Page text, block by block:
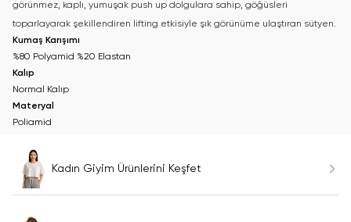
görünmez, kaplı, yumuşak push up dolgulara sahip, göğüsleri
toparlayarak şekillendiren lifting etkisiyle şık görünüme ulaştıran sütyen.
Kumaş Karışımı
%80 Polyamid %20 Elastan
Kalıp
Normal Kalıp
Materyal
Poliamid
Kadın Giyim Ürünlerini Keşfet